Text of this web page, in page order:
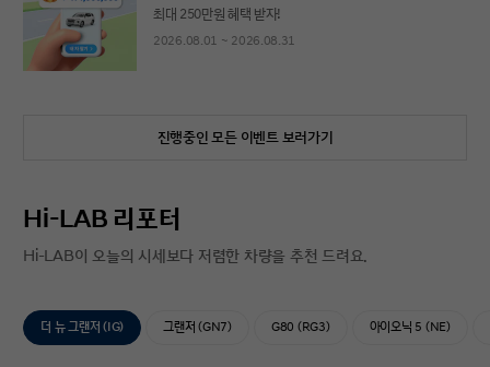
최대 250만원 혜택 받자!
2026.08.01 ~ 2026.08.31
진행중인 모든 이벤트 보러가기
Hi-LAB 리포터
Hi-LAB이 오늘의 시세보다 저렴한 차량을 추천 드려요.
더 뉴 그랜저 (IG) 그랜저 (GN7) G80 (RG3) 아이오닉 5 (NE)